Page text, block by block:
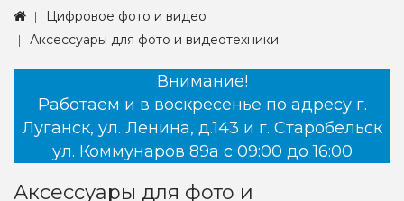
Цифровое фото и видео
Аксессуары для фото и видеотехники
Внимание!
Работаем и в воскресенье по адресу г.
Луганск, ул. Ленина, д.143 и г. Старобельск
ул. Коммунаров 89а с 09:00 до 16:00
Аксессуары для фото и